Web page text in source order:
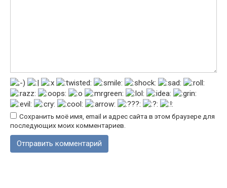
Сохранить моё имя, email и адрес сайта в этом браузере для
последующих моих комментариев.